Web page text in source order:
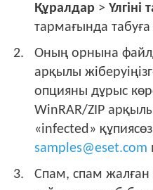
Құралдар >Үлгіні
тармағында
Оның орнына
арқылы
опцияны дұрыс
WinRAR/ZIP
«infected»
samples@eset.com
Спам, спам жалған